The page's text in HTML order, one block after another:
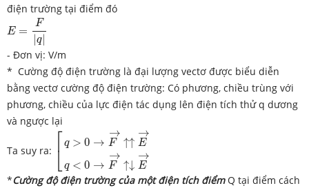
điện trường tại điểm đó
E =
F
|q|
E=F|q|
- Đơn vị: V/m
* Cường độ điện trường là đại lượng vectơ được biểu diễn
bằng vectơ cường độ điện trường: Có phương, chiều trùng với
phương, chiều của lực điện tác dụng lên điện tích thử q dương
và ngược lại
Ta suy ra: ⎡
⎣
q > 0 →
→
F ↑↑
→
E
q < 0 →
→
F ↑↓
→
E
[q ↑↑ →q<
*Cường độ điện trường của một điện tích điểmQ tại điểm cách